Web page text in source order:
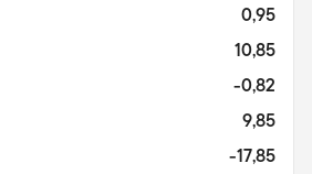
0,95
10,85
-0,82
9,85
-17,85